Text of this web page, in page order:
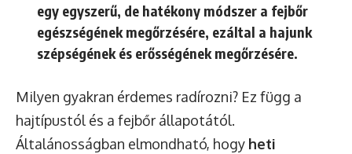
egy egyszerű, de hatékony módszer a fejbőr
egészségének megőrzésére, ezáltal a hajunk
szépségének és erősségének megőrzésére.
Milyen gyakran érdemes radírozni? Ez függ a
hajtípustól és a fejbőr állapotától.
Általánosságban elmondható, hogy heti